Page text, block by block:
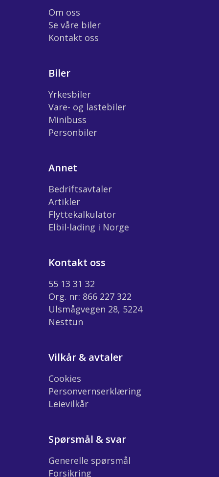
Om oss
Se våre biler
Kontakt oss
Biler
Yrkesbiler
Vare- og lastebiler
Minibuss
Personbiler
Annet
Bedriftsavtaler
Artikler
Flyttekalkulator
Elbil-lading i Norge
Kontakt oss
55 13 31 32
Org. nr: 866 227 322
Ulsmågvegen 28, 5224
Nesttun
Vilkår & avtaler
Cookies
Personvernserklæring
Leievilkår
Spørsmål & svar
Generelle spørsmål
Forsikring